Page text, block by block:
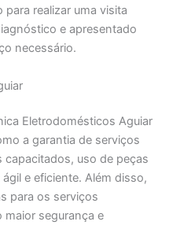
realizar uma visita
e apresentado
necessário.
Eletrodomésticos Aguiar
a garantia de serviços
uso de peças
e eficiente. Além disso,
para os serviços
segurança e